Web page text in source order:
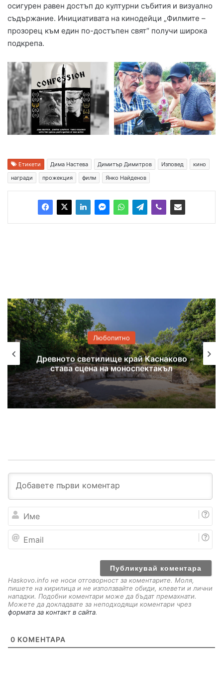
осигурен равен достъп до културни събития и визуално
съдържание. Инициативата на кинодейци „Филмите –
прозорец към един по-достъпен свят“ получи широка
подкрепа.
Етикети Дима Настева Димитър Димитров Изповед
кино
награди
прожекция филм Янко Найденов
Любопитно
Книжки с нова премяна в детския
отдел на хасковската библиотека
е
a
Haskovo.info не носи отговорност за коментарите. Моля,
пишете на кирилица и не използвайте обиди, клевети и лични
нападки. Подобни коментари може да бъдат премахнати.
Можете да докладвате за неподходящи коментари чрез
формата за контакт в сайта.
0 КОМЕНТАРА